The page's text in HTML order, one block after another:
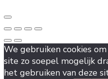
We gebruiken cookies
site zo soepel mogelijk
het gebruiken van deze